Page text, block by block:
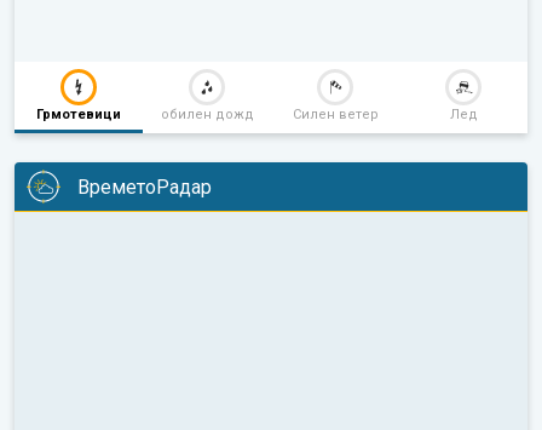
Грмотевици обилен дожд Силен ветер Лед
ВреметоРадар